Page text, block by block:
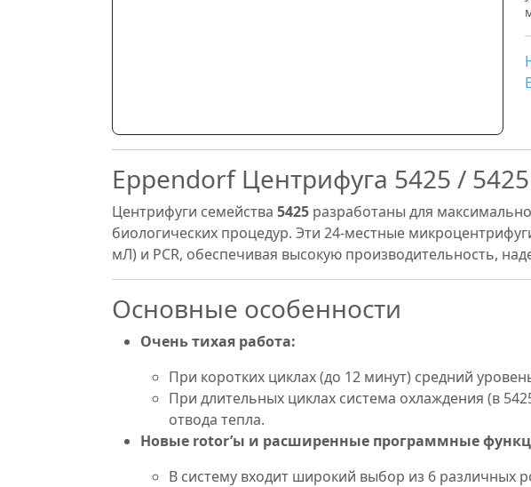
Eppendorf Центрифуга 5425 /
Центрифуги семейства 5425 разработаны для
биологических процедур. Эти 24-местные
мЛ) и PCR, обеспечивая высокую производительность,
Основные особенности
Очень тихая работа:
При коротких циклах (до 12 минут) средний
При длительных циклах система охлаждения (в
отвода тепла.
Новые rotor’ы и расширенные программные
В систему входит широкий выбор из 6 различных